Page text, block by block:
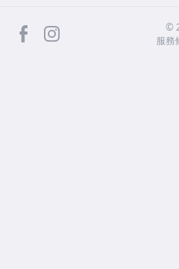
facebook ©
服務